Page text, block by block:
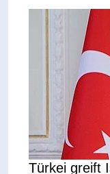
Türkei greift